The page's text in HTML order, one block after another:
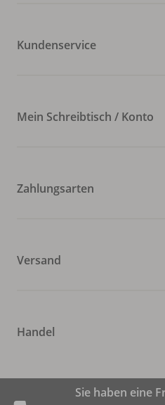
Kundenservice
Mein Schreibtisch / Konto
Zahlungsarten
Versand
Handel
Sie haben eine